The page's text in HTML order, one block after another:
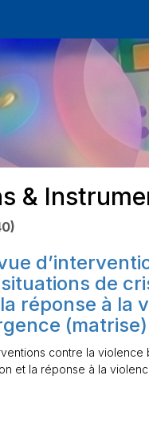
&
de
réponse à la
(matrise)
contre la
et la réponse à la